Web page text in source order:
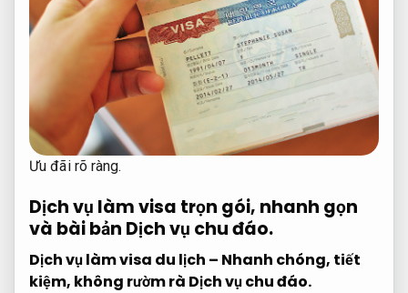
Ưu đãi rõ ràng.
Dịch vụ làm visa trọn gói, nhanh gọn
và bài bản Dịch vụ chu đáo.
Dịch vụ làm visa du lịch – Nhanh chóng, tiết
kiệm, không rườm rà Dịch vụ chu đáo.